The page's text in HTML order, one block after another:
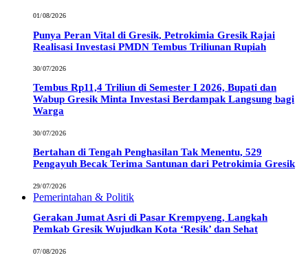
01/08/2026
Punya Peran Vital di Gresik, Petrokimia Gresik Rajai
Realisasi Investasi PMDN Tembus Triliunan Rupiah
30/07/2026
Tembus Rp11,4 Triliun di Semester I 2026, Bupati dan
Wabup Gresik Minta Investasi Berdampak Langsung bagi
Warga
30/07/2026
Bertahan di Tengah Penghasilan Tak Menentu, 529
Pengayuh Becak Terima Santunan dari Petrokimia Gresik
29/07/2026
Pemerintahan & Politik
Gerakan Jumat Asri di Pasar Krempyeng, Langkah
Pemkab Gresik Wujudkan Kota ‘Resik’ dan Sehat
07/08/2026